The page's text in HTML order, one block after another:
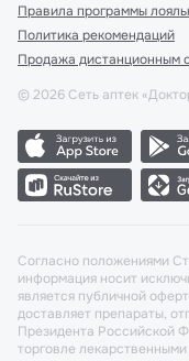
Правила программы
Политика рекомендаций
Продажа дистанционным
© 2026 Сеть аптек
Согласно положениями
информация носит
является публичной
доставляет препараты,
Президента Российской
торговле